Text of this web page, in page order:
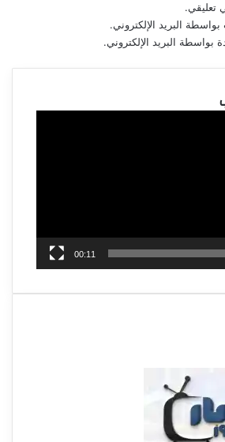
تعليقي.
بواسطة البريد الإلكتروني.
بواسطة البريد الإلكتروني.
00:11